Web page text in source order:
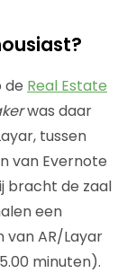
de Real Estate
was daar
tussen
van Evernote
bracht de zaal
een
van AR/Layar
minuten).